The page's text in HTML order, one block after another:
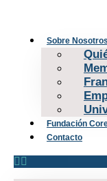
Sobre Nosotros
Fundación
Contacto